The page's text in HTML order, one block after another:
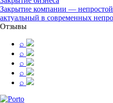
Закрытие компании — непростой
актуальный в современных
Отзывы
⌕
⌕
⌕
⌕
⌕